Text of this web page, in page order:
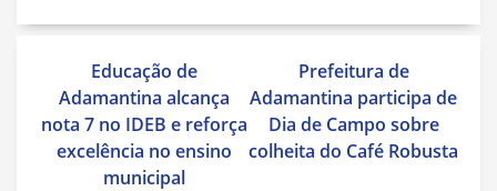
Navegação
Post
Educação de
Adamantina alcança
nota 7 no IDEB e reforça
excelência no ensino
municipal
Prefeitura de
Adamantina participa de
Dia de Campo sobre
colheita do Café Robusta